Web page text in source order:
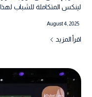
لينكس المتكاملة للشباب
August 4, 2025
اقرأ المزيد